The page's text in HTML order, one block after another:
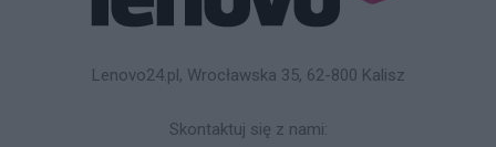
Lenovo24.pl, Wrocławska 35, 62-800 Kalisz
Skontaktuj się z nami: